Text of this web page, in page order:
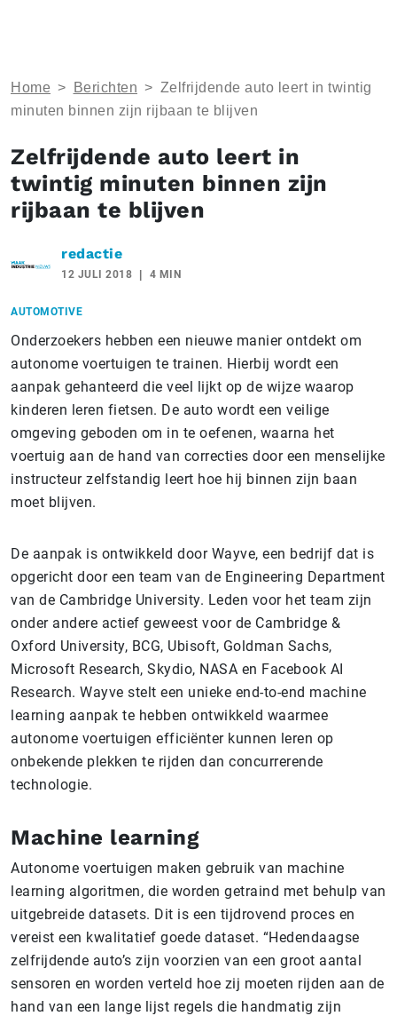
Home > Berichten > Zelfrijdende auto leert in twintig
minuten binnen zijn rijbaan te blijven
Zelfrijdende auto leert in
twintig minuten binnen zijn
rijbaan te blijven
redactie
12 JULI 2018 4 MIN
AUTOMOTIVE
Onderzoekers hebben een nieuwe manier ontdekt om
autonome voertuigen te trainen. Hierbij wordt een
aanpak gehanteerd die veel lijkt op de wijze waarop
kinderen leren fietsen. De auto wordt een veilige
omgeving geboden om in te oefenen, waarna het
voertuig aan de hand van correcties door een menselijke
instructeur zelfstandig leert hoe hij binnen zijn baan
moet blijven.
De aanpak is ontwikkeld door Wayve, een bedrijf dat is
opgericht door een team van de Engineering Department
van de Cambridge University. Leden voor het team zijn
onder andere actief geweest voor de Cambridge &
Oxford University, BCG, Ubisoft, Goldman Sachs,
Microsoft Research, Skydio, NASA en Facebook AI
Research. Wayve stelt een unieke end-to-end machine
learning aanpak te hebben ontwikkeld waarmee
autonome voertuigen efficiënter kunnen leren op
onbekende plekken te rijden dan concurrerende
technologie.
Machine learning
Autonome voertuigen maken gebruik van machine
learning algoritmen, die worden getraind met behulp van
uitgebreide datasets. Dit is een tijdrovend proces en
vereist een kwalitatief goede dataset. “Hedendaagse
zelfrijdende auto’s zijn voorzien van een groot aantal
sensoren en worden verteld hoe zij moeten rijden aan de
hand van een lange lijst regels die handmatig zijn